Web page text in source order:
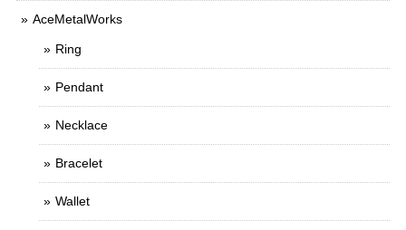
AceMetalWorks
Ring
Pendant
Necklace
Bracelet
Wallet